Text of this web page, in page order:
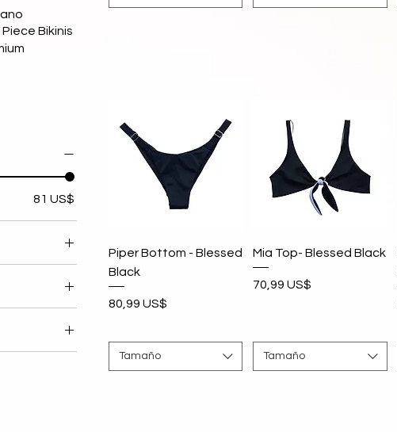
Bikinis
81 US$
Vista rápida
Piper Bottom - Blessed
Black
Precio
80,99 US$
Tamaño
Vista rápida
Mia Top- Blessed Black
Precio
70,99 US$
Tamaño